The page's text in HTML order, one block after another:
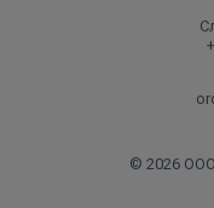
© 2026